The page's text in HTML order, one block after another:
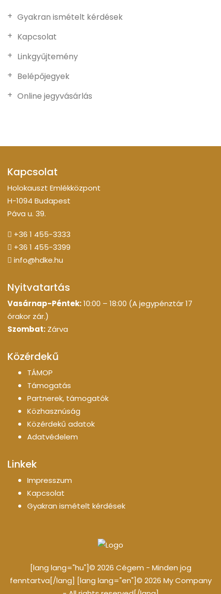
Gyakran ismételt kérdések
Kapcsolat
Linkgyűjtemény
Belépőjegyek
Online jegyvásárlás
Kapcsolat
Holokauszt Emlékközpont
H-1094 Budapest
Páva u. 39.
+36 1 455-3333
+36 1 455-3399
info@hdke.hu
Nyitvatartás
Vasárnap-Péntek:10:00 – 18:00 (A jegypénztár 17
órakor zár.)
Szombat: Zárva
Közérdekű
TÁMOP
Támogatás
Partnerek, támogatók
Közhasznúság
Közérdekű adatok
Adatvédelem
Linkek
Impresszum
Kapcsolat
Gyakran ismételt kérdések
[lang lang="hu"]© 2026 Cégem - Minden jog
fenntartva[/lang] [lang lang="en"]© 2026 My Company